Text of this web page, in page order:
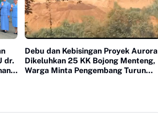
dr.
Debu dan Kebisingan Proyek Aurora
Dikeluhkan 25 KK Bojong Menteng,
Warga Minta Pengembang Turun